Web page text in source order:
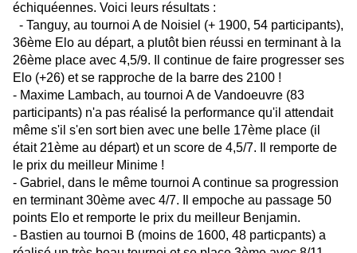
échiquéennes. Voici leurs résultats :
- Tanguy, au tournoi A de Noisiel (+ 1900, 54 participants),
36ème Elo au départ, a plutôt bien réussi en terminant à la
26ème place avec 4,5/9. Il continue de faire progresser ses
Elo (+26) et se rapproche de la barre des 2100 !
- Maxime Lambach, au tournoi A de Vandoeuvre (83
participants) n'a pas réalisé la performance qu'il attendait
même s'il s'en sort bien avec une belle 17ème place (il
était 21ème au départ) et un score de 4,5/7. Il remporte de
le prix du meilleur Minime !
- Gabriel, dans le même tournoi A continue sa progression
en terminant 30ème avec 4/7. Il empoche au passage 50
points Elo et remporte le prix du meilleur Benjamin.
- Bastien au tournoi B (moins de 1600, 48 particpants) a